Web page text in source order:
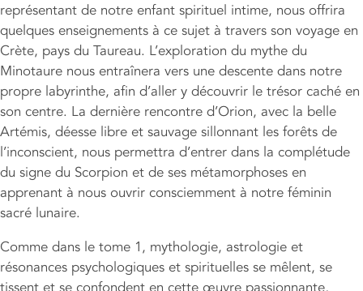
représentant de notre enfant spirituel intime, nous offrira
quelques enseignements à ce sujet à travers son voyage en
Crète, pays du Taureau. L’exploration du mythe du
Minotaure nous entraînera vers une descente dans notre
propre labyrinthe, afin d’aller y découvrir le trésor caché en
son centre. La dernière rencontre d’Orion, avec la belle
Artémis, déesse libre et sauvage sillonnant les forêts de
l’inconscient, nous permettra d’entrer dans la complétude
du signe du Scorpion et de ses métamorphoses en
apprenant à nous ouvrir consciemment à notre féminin
sacré lunaire.
Comme dans le tome 1, mythologie, astrologie et
résonances psychologiques et spirituelles se mêlent, se